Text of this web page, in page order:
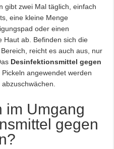
gibt zwei Mal täglich, einfach
eine kleine Menge
oder einen
Haut ab. Befinden sich die
reicht es auch aus, nur
Desinfektionsmittel gegen
angewendet werden
im Umgang
gegen